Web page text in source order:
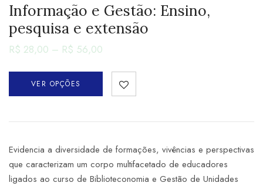
Informação e Gestão: Ensino,
pesquisa e extensão
R$ 28,00 – R$ 56,00
VER OPÇÕES
Evidencia a diversidade de formações, vivências e perspectivas
que caracterizam um corpo multifacetado de educadores
ligados ao curso de Biblioteconomia e Gestão de Unidades